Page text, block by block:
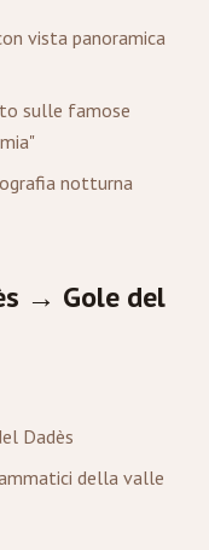
vista panoramica
sulle famose
notturna
→ Gole del
Dadès
della valle